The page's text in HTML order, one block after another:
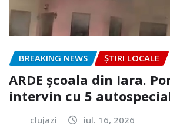
BREAKING NEWS ȘTIRI LOCALE
ARDE școala din Iara.
intervin cu 5
clujazi iul. 16, 2026